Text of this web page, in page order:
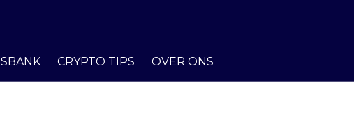
CRYPTO TIPS OVER ONS